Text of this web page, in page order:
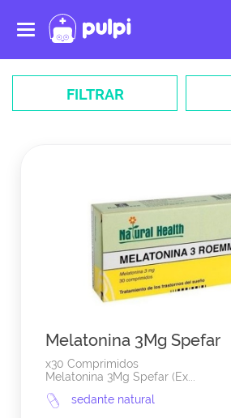
Toggle
navigation
FILTRAR
Melatonina 3Mg Spefar
x30 Comprimidos
Melatonina 3Mg Spefar (Ex...
sedante natural